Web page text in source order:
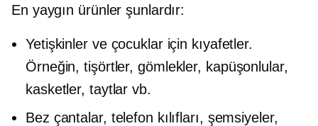
En yaygın ürünler şunlardır:
Yetişkinler ve çocuklar için kıyafetler.
Örneğin,tişörtler, gömlekler, kapüşonlular,
kasketler, taytlar vb.
Bez çantalar, telefon kılıfları, şemsiyeler,